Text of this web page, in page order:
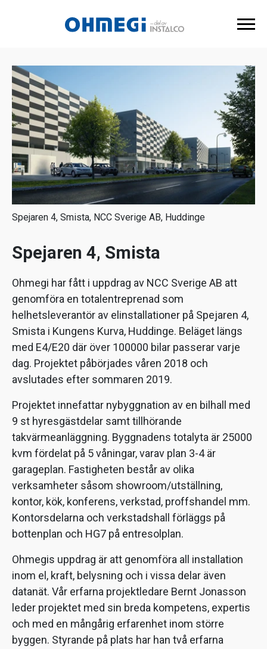
Spejaren 4, Smista, NCC Sverige AB, Huddinge
Spejaren 4, Smista
Ohmegi har fått i uppdrag av NCC Sverige AB att
genomföra en totalentreprenad som
helhetsleverantör av elinstallationer på Spejaren 4,
Smista i Kungens Kurva, Huddinge. Beläget längs
med E4/E20 där över 100000 bilar passerar varje
dag. Projektet påbörjades våren 2018 och
avslutades efter sommaren 2019.
Projektet innefattar nybyggnation av en bilhall med
9 st hyresgästdelar samt tillhörande
takvärmeanläggning. Byggnadens totalyta är 25000
kvm fördelat på 5 våningar, varav plan 3-4 är
garageplan. Fastigheten består av olika
verksamheter såsom showroom/utställning,
kontor, kök, konferens, verkstad, proffshandel mm.
Kontorsdelarna och verkstadshall förläggs på
bottenplan och HG7 på entresolplan.
Ohmegis uppdrag är att genomföra all installation
inom el, kraft, belysning och i vissa delar även
datanät. Vår erfarna projektledare Bernt Jonasson
leder projektet med sin breda kompetens, expertis
och med en mångårig erfarenhet inom större
byggen. Styrande på plats har han två erfarna